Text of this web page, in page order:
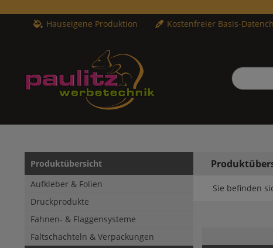
Hauseigene Produktion Kostenfreier Basis-
Produktübersicht
Aufkleber & Folien
Druckprodukte
Fahnen- & Flaggensysteme
Faltschachteln & Verpackungen
Sie befinden